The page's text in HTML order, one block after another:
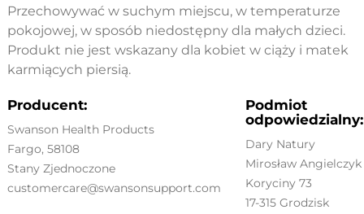
Przechowywać w suchym miejscu, w temperaturze
pokojowej, w sposób niedostępny dla małych dzieci.
Produkt nie jest wskazany dla kobiet w ciąży i matek
karmiących piersią.
Producent:
Swanson Health Products
Fargo, 58108
Stany Zjednoczone
customercare@swansonsupport.com
Podmiot
odpowiedzialny:
Dary Natury
Mirosław Angielczyk
Koryciny 73
17-315 Grodzisk